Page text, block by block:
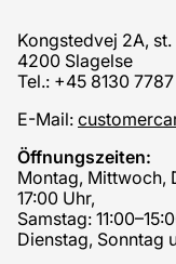
Kongstedvej 2A, st.
4200 Slagelse
Tel.: +45 8130 7787
E-Mail:
Öffnungszeiten:
Montag, Mittwoch,
17:00 Uhr,
Samstag:
Dienstag, Sonntag